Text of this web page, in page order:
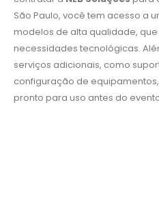
São Paulo, você tem acesso a
modelos de alta qualidade,
necessidades tecnológicas.
serviços adicionais, como
configuração de
pronto para uso antes do